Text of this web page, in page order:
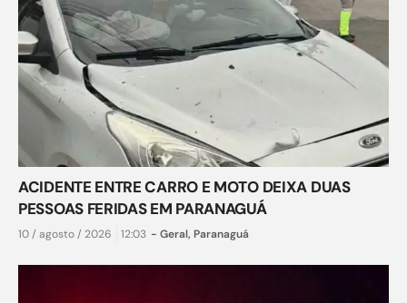
ACIDENTE ENTRE CARRO E MOTO DEIXA DUAS
PESSOAS FERIDAS EM PARANAGUÁ
10 / agosto / 2026 12:03 - Geral, Paranaguá